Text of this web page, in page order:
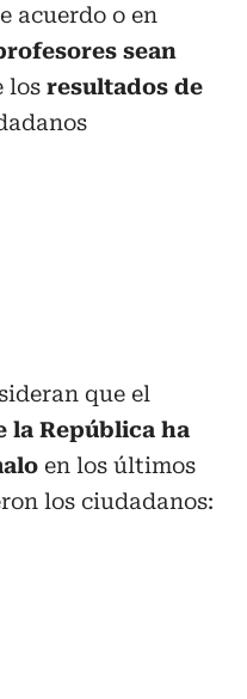
acuerdo o en
sean
los resultados de
que el
la República ha
en los últimos
los ciudadanos: